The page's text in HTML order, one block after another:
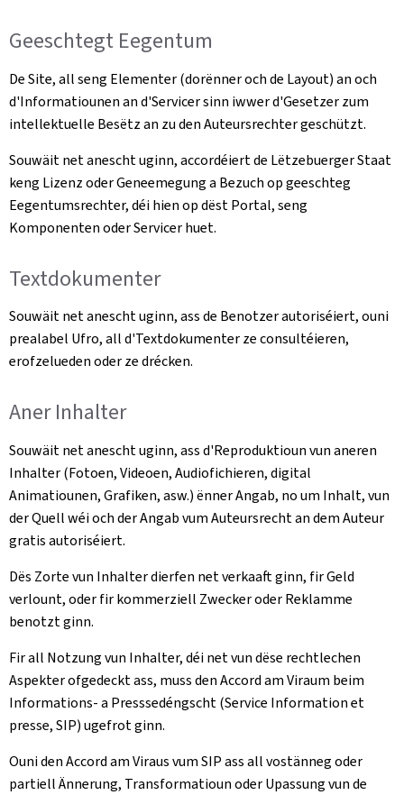
Geeschtegt Eegentum
De Site, all seng Elementer (dorënner och de Layout) an och
d'Informatiounen an d'Servicer sinn iwwer d'Gesetzer zum
intellektuelle Besëtz an zu den Auteursrechter geschützt.
Souwäit net anescht uginn, accordéiert de Lëtzebuerger Staat
keng Lizenz oder Geneemegung a Bezuch op geeschteg
Eegentumsrechter, déi hien op dëst Portal, seng
Komponenten oder Servicer huet.
Textdokumenter
Souwäit net anescht uginn, ass de Benotzer autoriséiert, ouni
prealabel Ufro, all d'Textdokumenter ze consultéieren,
erofzelueden oder ze drécken.
Aner Inhalter
Souwäit net anescht uginn, ass d'Reproduktioun vun aneren
Inhalter (Fotoen, Videoen, Audiofichieren, digital
Animatiounen, Grafiken, asw.) ënner Angab, no um Inhalt, vun
der Quell wéi och der Angab vum Auteursrecht an dem Auteur
gratis autoriséiert.
Dës Zorte vun Inhalter dierfen net verkaaft ginn, fir Geld
verlount, oder fir kommerziell Zwecker oder Reklamme
benotzt ginn.
Fir all Notzung vun Inhalter, déi net vun dëse rechtlechen
Aspekter ofgedeckt ass, muss den Accord am Viraum beim
Informations- a Presssedéngscht (Service Information et
presse, SIP) ugefrot ginn.
Ouni den Accord am Viraus vum SIP ass all vostänneg oder
partiell Ännerung, Transformatioun oder Upassung vun de